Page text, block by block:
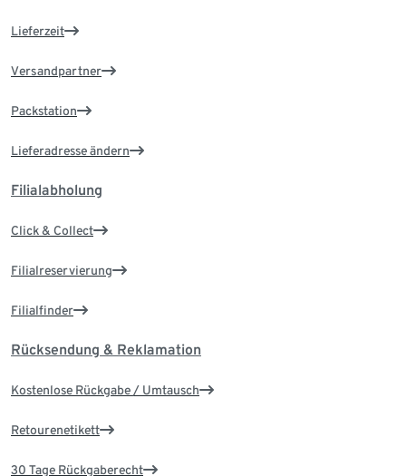
Lieferzeit
Versandpartner
Packstation
Lieferadresse ändern
Filialabholung
Click & Collect
Filialreservierung
Filialfinder
Rücksendung & Reklamation
Kostenlose Rückgabe / Umtausch
Retourenetikett
30 Tage Rückgaberecht